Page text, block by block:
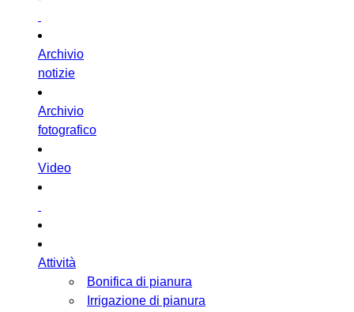
Archivio
notizie
Archivio
fotografico
Video
Attività
Bonifica di pianura
Irrigazione di pianura